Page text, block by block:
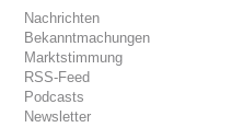
Nachrichten
Bekanntmachungen
Marktstimmung
RSS-Feed
Podcasts
Newsletter